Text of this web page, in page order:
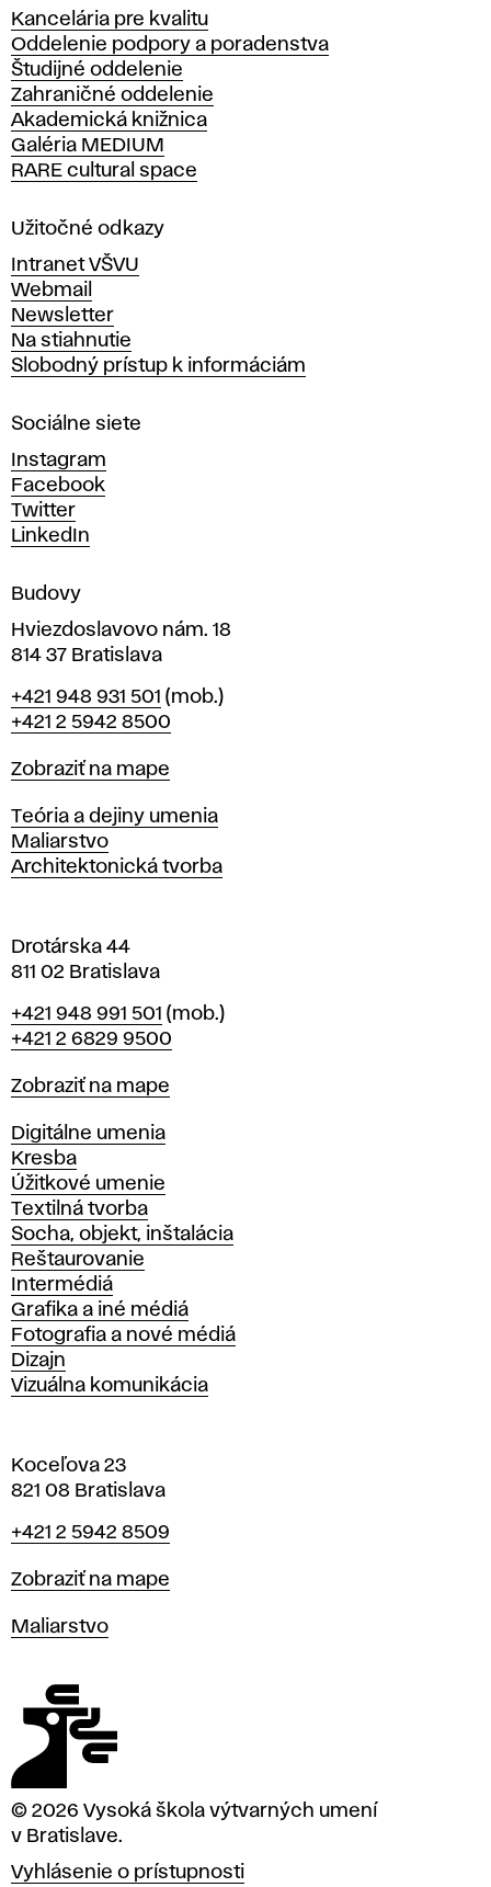
s
o
k
á
š
k
o
a
ý
t
v
a
r
ý
c
h
u
m
e
í
v
r
a
i
s
l
a
v
Kancelária pre kvalitu
Oddelenie podpory a poradenstva
Študijné oddelenie
Zahraničné oddelenie
Akademická knižnica
Galéria MEDIUM
RARE cultural space
Užitočné odkazy
Intranet VŠVU
Webmail
Newsletter
Na stiahnutie
Slobodný prístup k informáciám
Sociálne siete
Instagram
Facebook
Twitter
LinkedIn
Budovy
Hviezdoslavovo nám. 18
814 37 Bratislava
Telefón
+421 948 931 501 (mob.)
+421 2 5942 8500
Mapa
Zobraziť na mape
Katedry
Teória a dejiny umenia
Maliarstvo
Architektonická tvorba
Drotárska 44
811 02 Bratislava
Telefón
+421 948 991 501 (mob.)
+421 2 6829 9500
Mapa
Zobraziť na mape
Katedry
Digitálne umenia
Kresba
Úžitkové umenie
Textilná tvorba
Socha, objekt, inštalácia
Reštaurovanie
Intermédiá
Grafika a iné médiá
Fotografia a nové médiá
Dizajn
Vizuálna komunikácia
Koceľova 23
821 08 Bratislava
Telefón
+421 2 5942 8509
Mapa
Zobraziť na mape
Katedry
Maliarstvo
© 2026 Vysoká škola výtvarných umení
v Bratislave.
Vyhlásenie o prístupnosti